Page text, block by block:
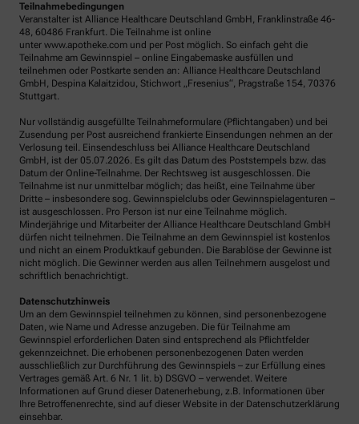
Teilnahmebedingungen
Veranstalter ist Alliance Healthcare Deutschland GmbH, Franklinstraße 46-
48, 60486 Frankfurt. Die Teilnahme ist online
unter www.apotheke.com und per Post möglich. So einfach geht die
Teilnahme am Gewinnspiel – online Eingabemaske ausfüllen und
teilnehmen oder Postkarte senden an: Alliance Healthcare Deutschland
GmbH, Despina Kalaitzidou, Stichwort „Fresenius“, Pragstraße 154, 70376
Stuttgart.
Nur vollständig ausgefüllte Teilnahmeformulare (Pflichtangaben) und bei
Zusendung per Post ausreichend frankierte Einsendungen nehmen an der
Verlosung teil. Einsendeschluss bei Alliance Healthcare Deutschland
GmbH, ist der 05.07.2026. Es gilt das Datum des Poststempels bzw. das
Datum der Online-Teilnahme. Der Rechtsweg ist ausgeschlossen. Die
Teilnahme ist nur unmittelbar möglich; das heißt, eine Teilnahme über
Dritte – insbesondere sog. Gewinnspielclubs oder Gewinnspielagenturen –
ist ausgeschlossen. Pro Person ist nur eine Teilnahme möglich.
Minderjährige und Mitarbeiter der Alliance Healthcare Deutschland GmbH
dürfen nicht teilnehmen. Die Teilnahme an dem Gewinnspiel ist kostenlos
und nicht an einem Produktkauf gebunden. Die Barablöse der Gewinne ist
nicht möglich. Die Gewinner werden aus allen Teilnehmern ausgelost und
schriftlich benachrichtigt.
Datenschutzhinweis
Um an dem Gewinnspiel teilnehmen zu können, sind personenbezogene
Daten, wie Name und Adresse anzugeben. Die für Teilnahme am
Gewinnspiel erforderlichen Daten sind entsprechend als Pflichtfelder
gekennzeichnet. Die erhobenen personenbezogenen Daten werden
ausschließlich zur Durchführung des Gewinnspiels – zur Erfüllung eines
Vertrages gemäß Art. 6 Nr. 1 lit. b) DSGVO – verwendet. Weitere
Informationen auf Grund dieser Datenerhebung, z.B. Informationen über
Ihre Betroffenenrechte, sind auf dieser Website in der Datenschutzerklärung
einsehbar.